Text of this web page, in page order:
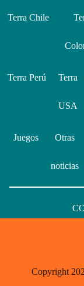
Terra Chile
Terra Perú Terra
USA
Juegos Otras
noticias
Copyright